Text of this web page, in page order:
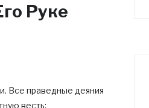
Все праведные деяния
весть: